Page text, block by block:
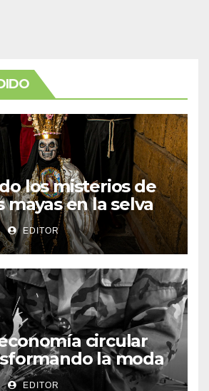
los misterios de
mayas en la selva
EDITOR
circular
la moda
EDITOR